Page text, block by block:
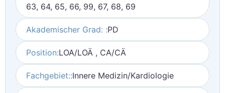
63, 64, 65, 66, 99, 67, 68, 69
Akademischer Grad: :PD
Position:LOA/LOÄ , CA/CÄ
Fachgebiet::Innere Medizin/Kardiologie